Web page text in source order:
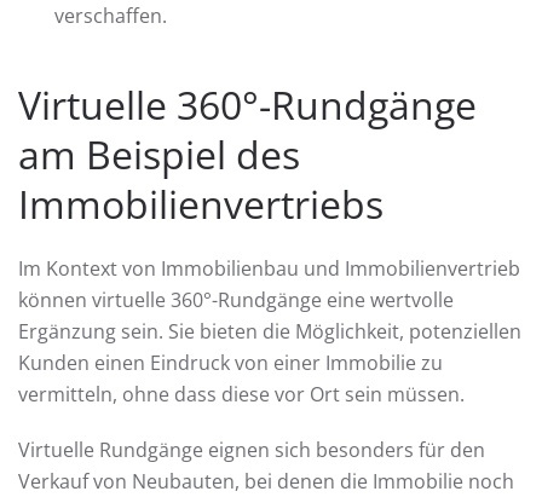
verschaffen.
Virtuelle 360°-Rundgänge
am Beispiel des
Immobilienvertriebs
Im Kontext von Immobilienbau und Immobilienvertrieb
können virtuelle 360°-Rundgänge eine wertvolle
Ergänzung sein. Sie bieten die Möglichkeit, potenziellen
Kunden einen Eindruck von einer Immobilie zu
vermitteln, ohne dass diese vor Ort sein müssen.
Virtuelle Rundgänge eignen sich besonders für den
Verkauf von Neubauten, bei denen die Immobilie noch